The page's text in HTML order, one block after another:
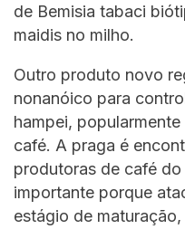
de Bemisia tabaci
maidis no milho.
Outro produto novo
nonanóico para
hampei,
café. A praga é
produtoras de café
importante porque
estágio de